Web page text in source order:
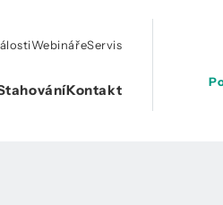
WebinářeServis
Kontakt